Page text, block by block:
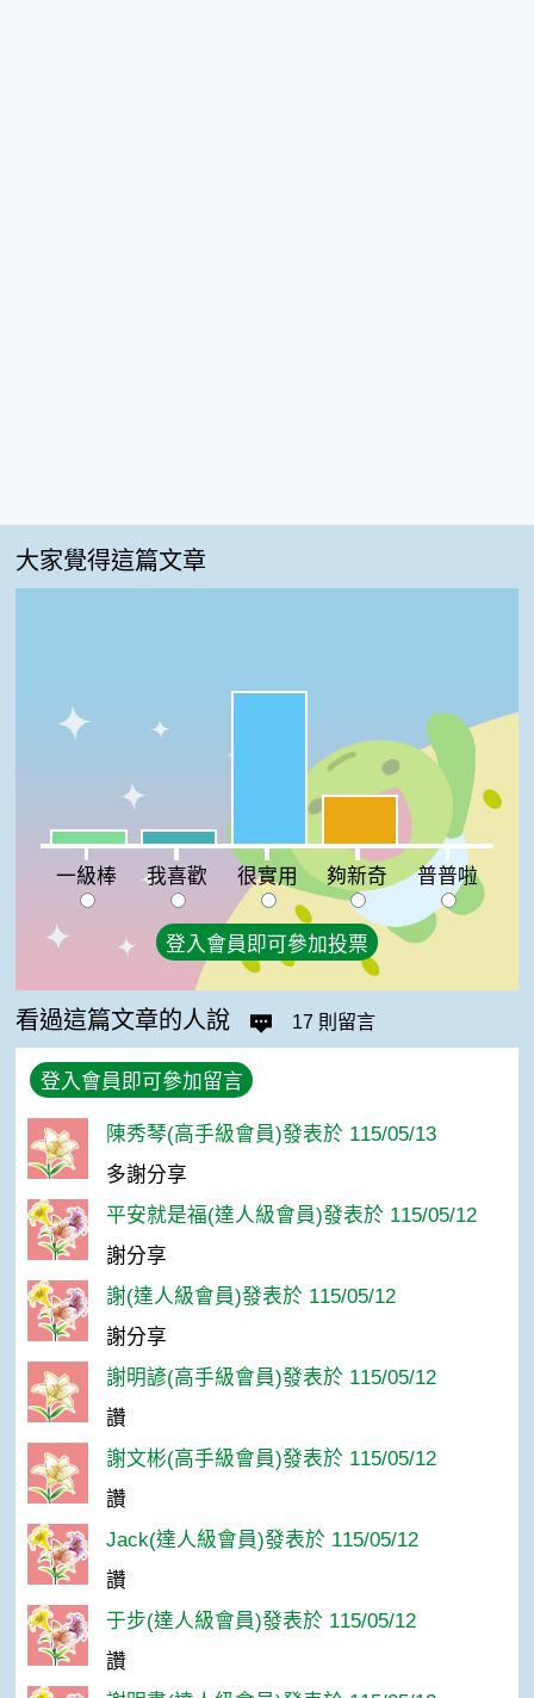
大家覺得這篇文章
一級棒:6%我喜歡:6%
夠新奇:21%
普普啦:0%
一級棒 我喜歡 很實用 夠新奇 普普啦
登入會員即可參加投票
看過這篇文章的人說 17 則留言
登入會員即可參加留言
陳秀琴(高手級會員)發表於 115/05/13
多謝分享
平安就是福(達人級會員)發表於 115/05/12
謝分享
謝(達人級會員)發表於 115/05/12
謝分享
謝明諺(高手級會員)發表於 115/05/12
讚
謝文彬(高手級會員)發表於 115/05/12
讚
Jack(達人級會員)發表於 115/05/12
讚
于步(達人級會員)發表於 115/05/12
讚